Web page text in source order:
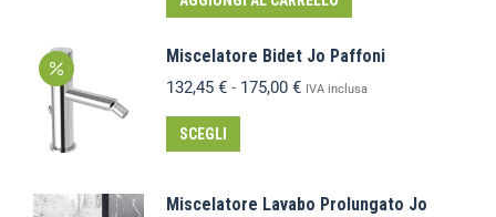
Miscelatore Bidet Jo Paffoni
132,45 € - 175,00 € IVA inclusa
SCEGLI
Miscelatore Lavabo Prolungato Jo